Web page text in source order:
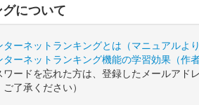
について
ターネットランキングとは（マニュアルより
ターネットランキング機能の学習効果（作
ワードを忘れた方は、登録したメールアドレ
了承ください）